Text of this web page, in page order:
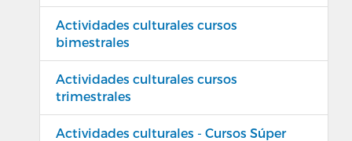
Actividades culturales cursos
bimestrales
Actividades culturales cursos
trimestrales
Actividades culturales - Cursos Súper